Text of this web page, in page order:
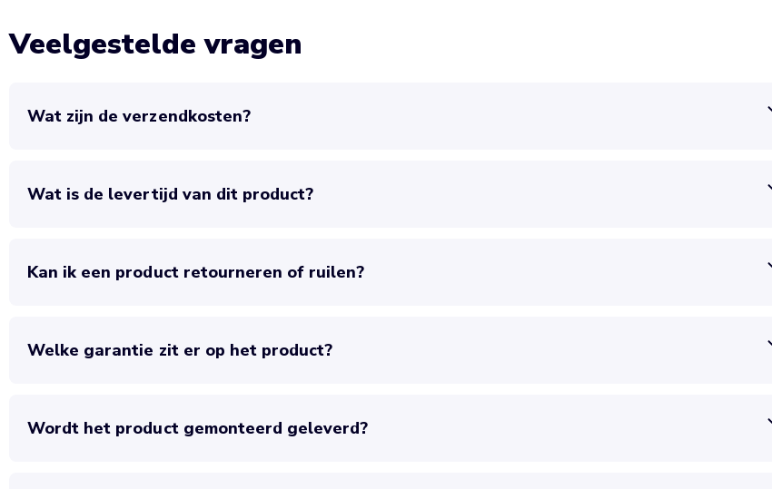
Veelgestelde vragen
Wat zijn de verzendkosten?
Wat is de levertijd van dit product?
Kan ik een product retourneren of ruilen?
Welke garantie zit er op het product?
Wordt het product gemonteerd geleverd?